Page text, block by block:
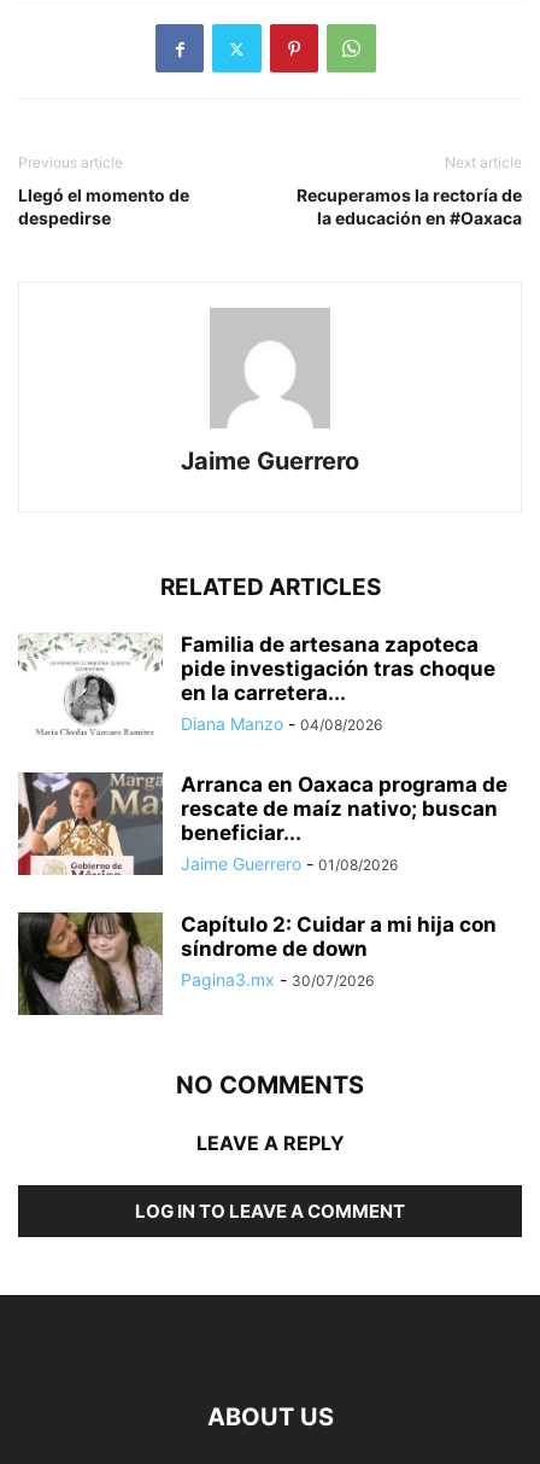
Previous article
Llegó el momento de
despedirse
Next article
Recuperamos la rectoría de
la educación en #Oaxaca
Jaime Guerrero
RELATED ARTICLES
Familia de artesana zapoteca
pide investigación tras choque
en la carretera...
Diana Manzo - 04/08/2026
Arranca en Oaxaca programa de
rescate de maíz nativo; buscan
beneficiar...
Jaime Guerrero - 01/08/2026
Capítulo 2: Cuidar a mi hija con
síndrome de down
Pagina3.mx - 30/07/2026
NO COMMENTS
LEAVE A REPLY
LOG IN TO LEAVE A COMMENT
ABOUT US